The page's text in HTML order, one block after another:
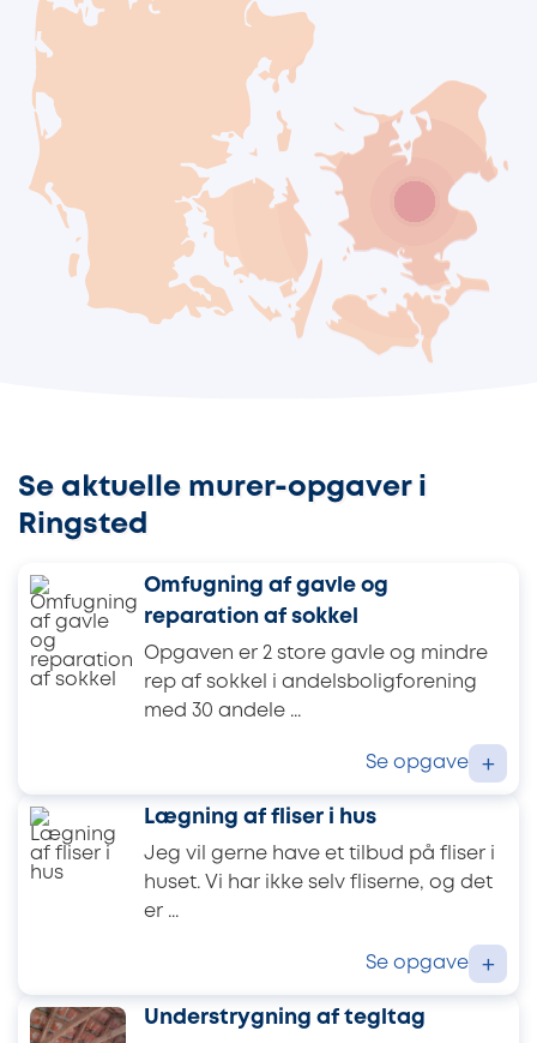
Se aktuelle murer-opgaver i
Ringsted
Omfugning af gavle og
reparation af sokkel
Opgaven er 2 store gavle og mindre
rep af sokkel i andelsboligforening
med 30 andele ...
Se opgave +
Lægning af fliser i hus
Jeg vil gerne have et tilbud på fliser i
huset. Vi har ikke selv fliserne, og det
er ...
Se opgave +
Understrygning af tegltag